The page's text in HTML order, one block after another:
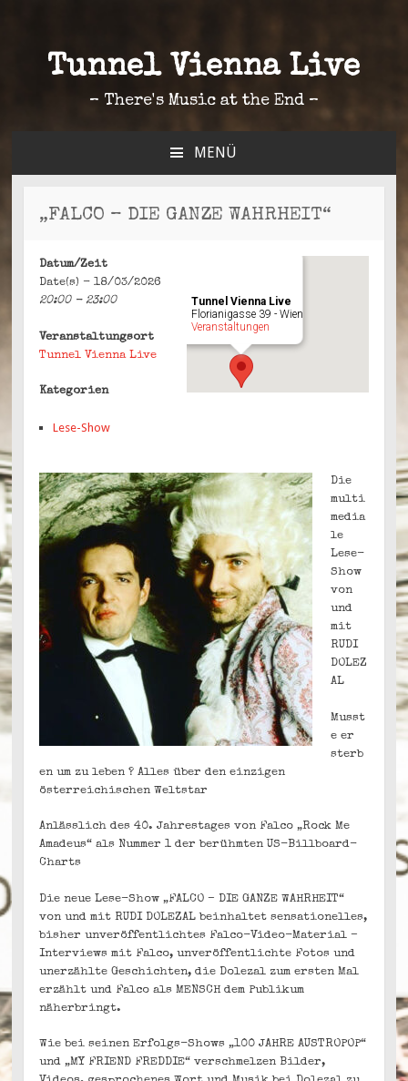
Tunnel Vienna Live
– There's Music at the End –
MENÜ
SPRINGEN
„FALCO – DIE GANZE WAHRHEIT“
Tunnel Vienna Live
Florianigasse 39 - Wien
Veranstaltungen
Datum/Zeit
Date(s) - 18/03/2026
20:00 - 23:00
Veranstaltungsort
Tunnel Vienna Live
Kategorien
Lese-Show
Die
multi
media
le
Lese-
Show
von
und
mit
RUDI
DOLEZ
AL
Musst
e er
sterb
en um zu leben ? Alles über den einzigen
österreichischen Weltstar
Anlässlich des 40. Jahrestages von Falco „Rock Me
Amadeus“ als Nummer 1 der berühmten US-Billboard-
Charts
Die neue Lese-Show „FALCO – DIE GANZE WAHRHEIT“
von und mit RUDI DOLEZAL beinhaltet sensationelles,
bisher unveröffentlichtes Falco-Video-Material –
Interviews mit Falco, unveröffentlichte Fotos und
unerzählte Geschichten, die Dolezal zum ersten Mal
erzählt und Falco als MENSCH dem Publikum
näherbringt.
Wie bei seinen Erfolgs-Shows „100 JAHRE AUSTROPOP“
und „MY FRIEND FREDDIE“ verschmelzen Bilder,